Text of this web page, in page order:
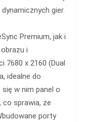
gier.
Premium, jak i
i
7680 x 2160 (Dual
idealne do
w nim panel o
co sprawia, że
porty